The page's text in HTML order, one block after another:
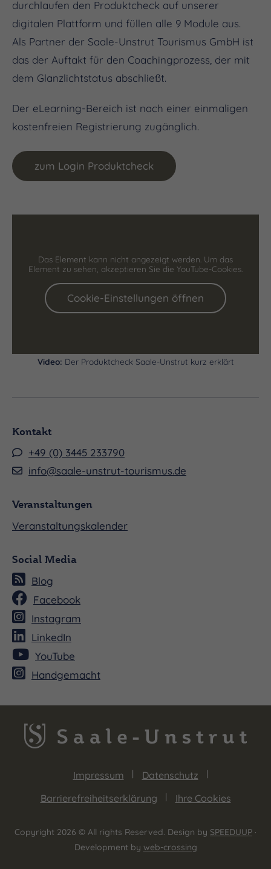
durchlaufen den Produktcheck auf unserer
digitalen Plattform und füllen alle 9 Module aus.
Als Partner der Saale-Unstrut Tourismus GmbH ist
das der Auftakt für den Coachingprozess, der mit
dem Glanzlichtstatus abschließt.
Der eLearning-Bereich ist nach einer einmaligen
kostenfreien Registrierung zugänglich.
zum Login Produktcheck
Das Element kann nicht angezeigt werden. Um das
Element zu sehen, akzeptieren Sie die YouTube-Cookies.
Cookie-Einstellungen öffnen
Video: Der Produktcheck Saale-Unstrut kurz erklärt
Kontakt
+49 (0) 3445 233790
info@saale-unstrut-tourismus.de
Veranstaltungen
Veranstaltungskalender
Social Media
Blog
Facebook
Instagram
LinkedIn
YouTube
Handgemacht
Impressum
Datenschutz
Barrierefreiheitserklärung
Ihre Cookies
Copyright 2026 © All rights Reserved. Design by SPEEDUUP ·
Development by web-crossing